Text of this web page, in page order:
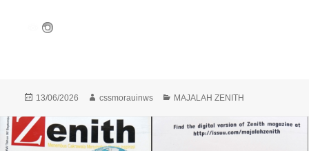
Diposkan
13/06/2026 Penulis
cssmorauinws Kategori
MAJALAH ZENITH